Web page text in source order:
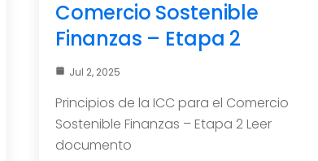
Comercio Sostenible
Finanzas – Etapa 2
Jul 2, 2025
Principios de la ICC para el Comercio
Sostenible Finanzas – Etapa 2 Leer
documento